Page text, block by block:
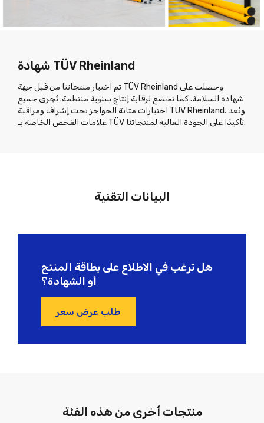
شهادة TÜV Rheinland
تم اختبار منتجاتنا من قبل جهة TÜV Rheinland وحصلت على
شهادة السلامة. كما تخضع لرقابة إنتاج سنوية منتظمة. تُجرى جميع
اختبارات متانة الحواجز تحت إشراف ومراقبة TÜV Rheinland. وتُعد
علامات الفحص الخاصة بـ TÜV تأكيدًا على الجودة العالية لمنتجاتنا.
البيانات التقنية
هل ترغب في الاطلاع على بطاقة المنتج
أو الشهادة؟
طلب عرض سعر
منتجات أخرى من هذه الفئة